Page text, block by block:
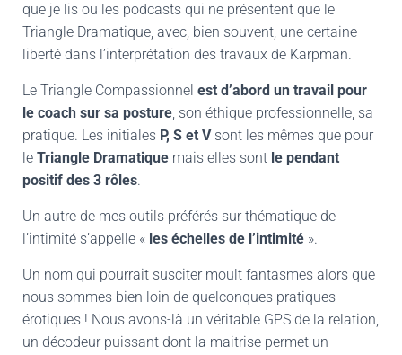
que je lis ou les podcasts qui ne présentent que le
Triangle Dramatique, avec, bien souvent, une certaine
liberté dans l’interprétation des travaux de Karpman.
Le Triangle Compassionnel est d’abord un travail pour
le coach sur sa posture, son éthique professionnelle, sa
pratique. Les initiales P, S et Vsont les mêmes que pour
le Triangle Dramatique mais elles sont le pendant
positif des 3 rôles.
Un autre de mes outils préférés sur thématique de
l’intimité s’appelle « les échelles de l’intimité ».
Un nom qui pourrait susciter moult fantasmes alors que
nous sommes bien loin de quelconques pratiques
érotiques ! Nous avons-là un véritable GPS de la relation,
un décodeur puissant dont la maitrise permet un